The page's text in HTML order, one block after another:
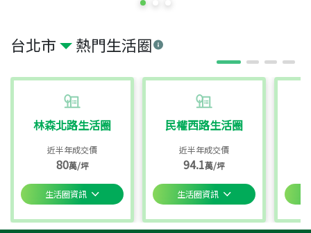
台北市 熱門生活圈
林森北路生活圈
近半年成交價
80萬/坪
生活圈資訊
民權西路生活圈
近半年成交價
94.1萬/坪
生活圈資訊